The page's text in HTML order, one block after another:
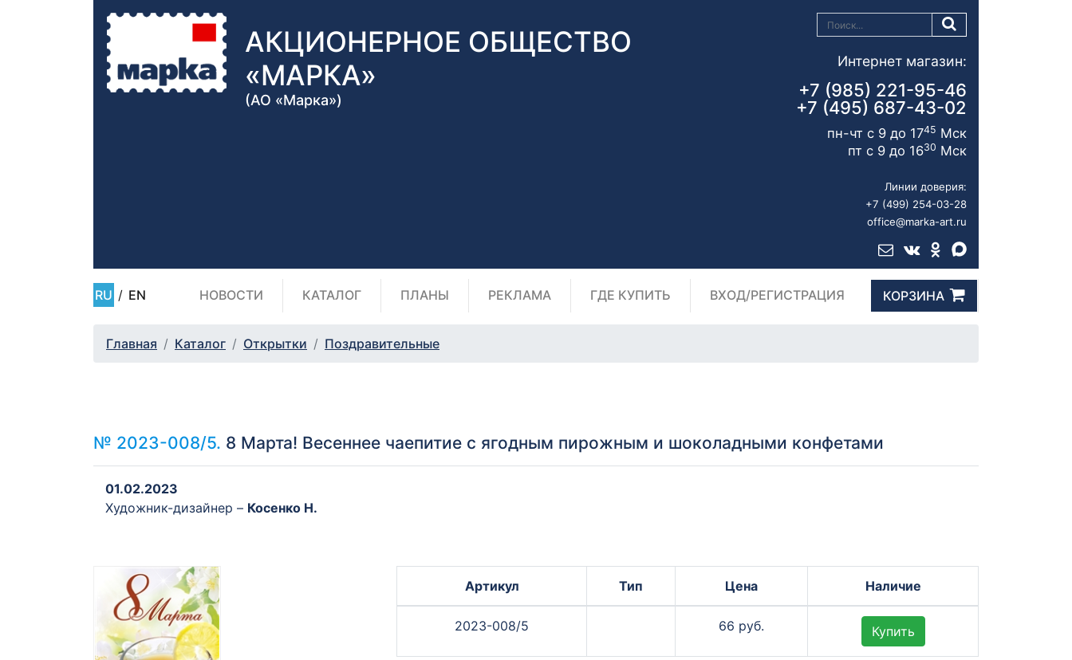
АКЦИОНЕРНОЕ ОБЩЕСТВО
«МАРКА»
(АО «Марка»)
Интернет магазин:
+7 (985) 221-95-46
+7 (495) 687-43-02
пн-чт с 9 до 1745 Мск
пт с 9 до 1630 Мск
Линии доверия:
+7 (499) 254-03-28
office@marka-art.ru
RU / EN НОВОСТИ КАТАЛОГ ПЛАНЫ РЕКЛАМА ГДЕ КУПИТЬ ВХОД/РЕГИСТРАЦИЯ КОРЗИНА
Главная Каталог Открытки Поздравительные
№ 2023-008/5. 8 Марта! Весеннее чаепитие с ягодным пирожным и шоколадными конфетами
01.02.2023
Художник-дизайнер – Косенко Н.
Артикул Тип Цена Наличие
2023-008/5 66 руб. Купить